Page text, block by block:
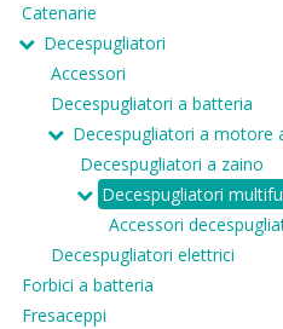
Catenarie
Decespugliatori
Accessori
Decespugliatori a batteria
Decespugliatori a motore
Decespugliatori a zaino
Decespugliatori
Accessori
Decespugliatori elettrici
Forbici a batteria
Fresaceppi